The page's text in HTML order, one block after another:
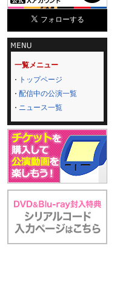
一覧メニュー
トップページ
配信中の公演一覧
ニュース一覧